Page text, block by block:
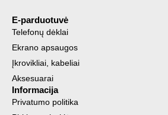
E-parduotuvė
Telefonų dėklai
Ekrano apsaugos
Įkrovikliai, kabeliai
Aksesuarai
Informacija
Privatumo politika